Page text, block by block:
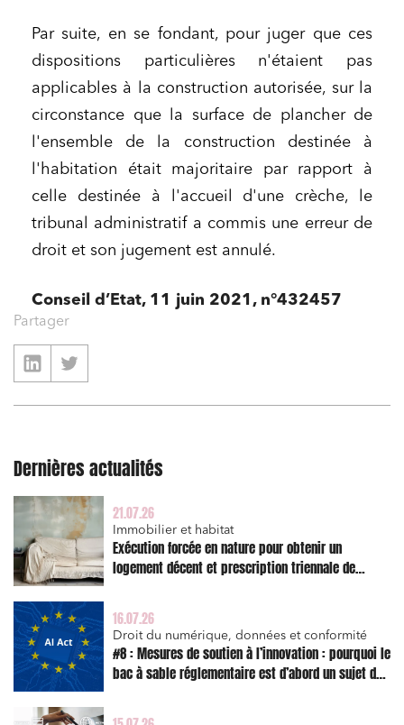
Par suite, en se fondant, pour juger que ces
dispositions particulières n'étaient pas
applicables à la construction autorisée, sur la
circonstance que la surface de plancher de
l'ensemble de la construction destinée à
l'habitation était majoritaire par rapport à
celle destinée à l'accueil d'une crèche, le
tribunal administratif a commis une erreur de
droit et son jugement est annulé.
Conseil d’Etat, 11 juin 2021, n°432457
Partager
Dernières actualités
21.07.26
Immobilier et habitat
Exécution forcée en nature pour obtenir un
logement décent et prescription triennale de
16.07.26
Droit du numérique, données et conformité
#8 : Mesures de soutien à l’innovation : pourquoi le
bac à sable réglementaire est d’abord un sujet de
Relations commerciales et contrats
Associations et acteurs de l’économie sociale et
solidaire
Media et édition
Immobilier et habitat
Entreprises du numérique